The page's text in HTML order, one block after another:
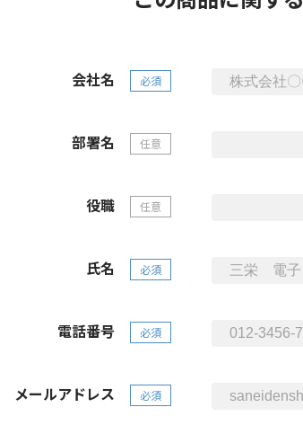
会社名 必須
部署名 任意
役職 任意
氏名 必須
電話番号 必須
メールアドレス 必須